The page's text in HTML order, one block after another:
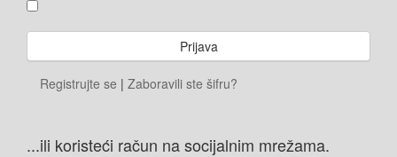
Registrujte se | Zaboravili ste šifru?
...ili koristeći račun na socijalnim mrežama.